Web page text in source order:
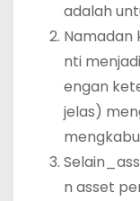
adalah
Namadan
nti
engan
jelas)
n asset